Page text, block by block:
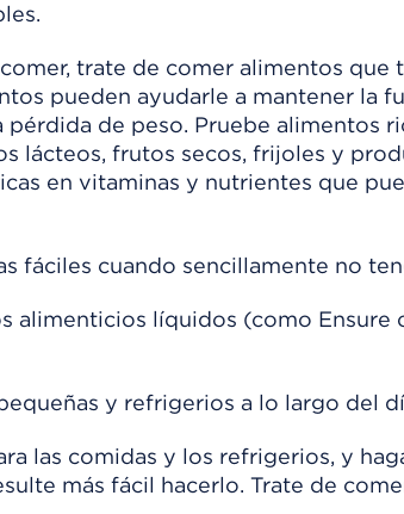
trate de comer alimentos que
pueden ayudarle a mantener la
de peso. Pruebe alimentos
lácteos, frutos secos, frijoles y
en vitaminas y nutrientes que
fáciles cuando sencillamente no
alimenticios líquidos (como Ensure
y refrigerios a lo largo del
las comidas y los refrigerios, y
más fácil hacerlo. Trate de